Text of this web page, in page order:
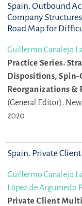
Spain. Outbound
Company
Road Map for
Guillermo Canalejo
Practice Series.
Dispositions, Spin-
Reorganizations &
(General Editor).
2020
Spain. Private Client
Guillermo Canalejo
López de Argumedo
Private Client